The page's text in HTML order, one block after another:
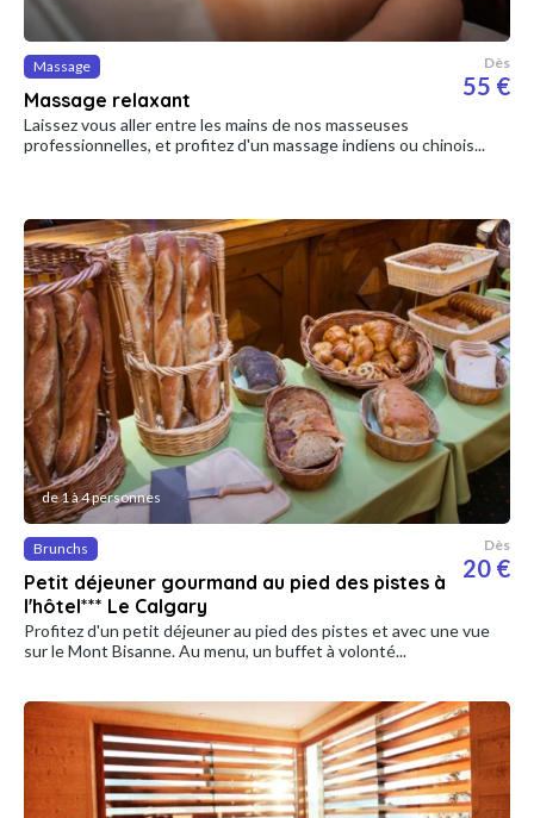
Massage
Massage relaxant
Dès
55 €
Laissez vous aller entre les mains de nos masseuses
professionnelles, et profitez d'un massage indiens ou chinois...
de 1 à 4 personnes
Brunchs
Petit déjeuner gourmand au pied des pistes à
l'hôtel*** Le Calgary
Dès
20 €
Profitez d'un petit déjeuner au pied des pistes et avec une vue
sur le Mont Bisanne. Au menu, un buffet à volonté...